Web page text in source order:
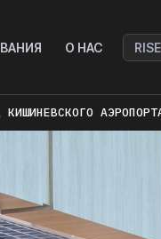
О НАС
КИШИНЕВСКОГО